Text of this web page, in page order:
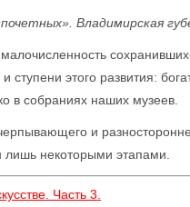
Владимирская
ступени этого развития:
в собраниях наших музеев.
и
лишь некоторыми этапами.
Часть 3.